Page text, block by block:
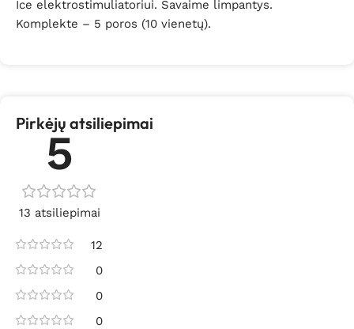
Ice elektrostimuliatoriui. Savaime limpantys.
Komplekte – 5 poros (10 vienetų).
Pirkėjų atsiliepimai
5
13 atsiliepimai
12
0
0
0